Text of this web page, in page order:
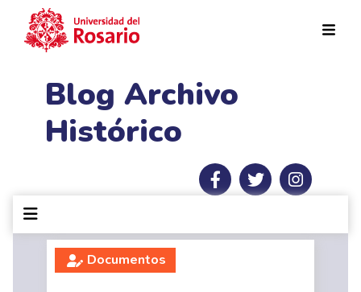
Blog Archivo
Histórico
Documentos